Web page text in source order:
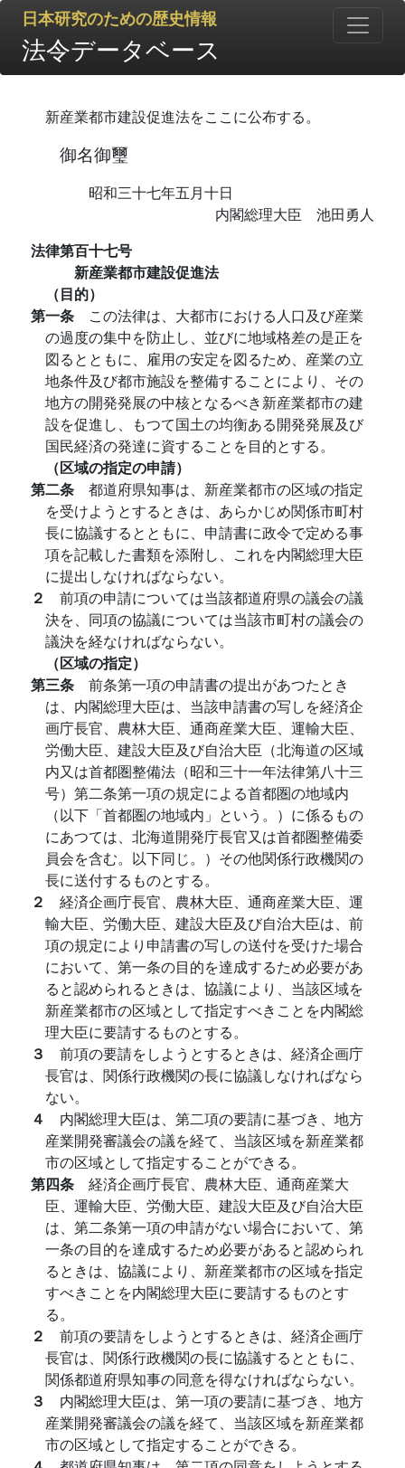
日本研究のための歴史情報
法令データベース
新産業都市建設促進法をここに公布する。
御名御璽
昭和三十七年五月十日
内閣総理大臣 池田勇人
法律第百十七号
新産業都市建設促進法
（目的）
第一条 この法律は、大都市における人口及び産業
の過度の集中を防止し、並びに地域格差の是正を
図るとともに、雇用の安定を図るため、産業の立
地条件及び都市施設を整備することにより、その
地方の開発発展の中核となるべき新産業都市の建
設を促進し、もつて国土の均衡ある開発発展及び
国民経済の発達に資することを目的とする。
（区域の指定の申請）
第二条 都道府県知事は、新産業都市の区域の指定
を受けようとするときは、あらかじめ関係市町村
長に協議するとともに、申請書に政令で定める事
項を記載した書類を添附し、これを内閣総理大臣
に提出しなければならない。
２ 前項の申請については当該都道府県の議会の議
決を、同項の協議については当該市町村の議会の
議決を経なければならない。
（区域の指定）
第三条 前条第一項の申請書の提出があつたとき
は、内閣総理大臣は、当該申請書の写しを経済企
画庁長官、農林大臣、通商産業大臣、運輸大臣、
労働大臣、建設大臣及び自治大臣（北海道の区域
内又は首都圏整備法（昭和三十一年法律第八十三
号）第二条第一項の規定による首都圏の地域内
（以下「首都圏の地域内」という。）に係るもの
にあつては、北海道開発庁長官又は首都圏整備委
員会を含む。以下同じ。）その他関係行政機関の
長に送付するものとする。
２ 経済企画庁長官、農林大臣、通商産業大臣、運
輸大臣、労働大臣、建設大臣及び自治大臣は、前
項の規定により申請書の写しの送付を受けた場合
において、第一条の目的を達成するため必要があ
ると認められるときは、協議により、当該区域を
新産業都市の区域として指定すべきことを内閣総
理大臣に要請するものとする。
３ 前項の要請をしようとするときは、経済企画庁
長官は、関係行政機関の長に協議しなければなら
ない。
４ 内閣総理大臣は、第二項の要請に基づき、地方
産業開発審議会の議を経て、当該区域を新産業都
市の区域として指定することができる。
第四条 経済企画庁長官、農林大臣、通商産業大
臣、運輸大臣、労働大臣、建設大臣及び自治大臣
は、第二条第一項の申請がない場合において、第
一条の目的を達成するため必要があると認められ
るときは、協議により、新産業都市の区域を指定
すべきことを内閣総理大臣に要請するものとす
る。
２ 前項の要請をしようとするときは、経済企画庁
長官は、関係行政機関の長に協議するとともに、
関係都道府県知事の同意を得なければならない。
３ 内閣総理大臣は、第一項の要請に基づき、地方
産業開発審議会の議を経て、当該区域を新産業都
市の区域として指定することができる。